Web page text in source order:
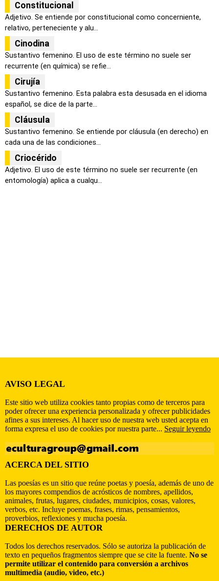
Constitucional
Adjetivo. Se entiende por constitucional como concerniente,
relativo, perteneciente y alu...
Cinodina
Sustantivo femenino. El uso de este término no suele ser
recurrente (en química) se refie...
Cirujía
Sustantivo femenino. Esta palabra esta desusada en el idioma
español, se dice de la parte...
Cláusula
Sustantivo femenino. Se entiende por cláusula (en derecho) en
cada una de las condiciones...
Criocérido
Adjetivo. El uso de este término no suele ser recurrente (en
entomología) aplica a cualqu...
AVISO LEGAL
Este sitio web utiliza cookies tanto propias como de terceros para
poder ofrecer una experiencia personalizada y ofrecer publicidades
afines a sus intereses. Al hacer uso de nuestra web usted acepta en
forma expresa el uso de cookies por nuestra parte... Seguir leyendo
ACERCA DEL SITIO
Las poesías es un sitio que reúne poetas y poesía, además de uno de
los mayores compendios de acrósticos de nombres, apellidos,
animales, frutas, lugares, ciudades, municipios, cosas, valores,
verbos, etc. Incluye poemas, frases, rimas, pensamientos,
proverbios, reflexiones y mucha poesía.
DERECHOS DE AUTOR
Todos los derechos reservados. Sólo se autoriza la publicación de
texto en pequeños fragmentos siempre que se cite la fuente. No se
permite utilizar el contenido para conversión a archivos
multimedia (audio, video, etc.)